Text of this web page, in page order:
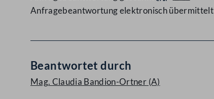
Anfragebeantwortung elektronisch übermittelt
Beantwortet durch
Mag. Claudia Bandion-Ortner (A)